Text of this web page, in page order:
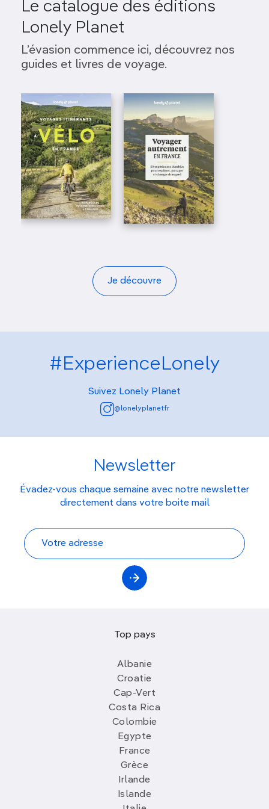
Le catalogue des éditions
Lonely Planet
L’évasion commence ici, découvrez nos
guides et livres de voyage.
Je découvre
#ExperienceLonely
Suivez Lonely Planet
@lonelyplanetfr
Newsletter
Évadez-vous chaque semaine avec notre newsletter
directement dans votre boite mail
Top pays
Albanie
Croatie
Cap-Vert
Costa Rica
Colombie
Egypte
France
Grèce
Irlande
Islande